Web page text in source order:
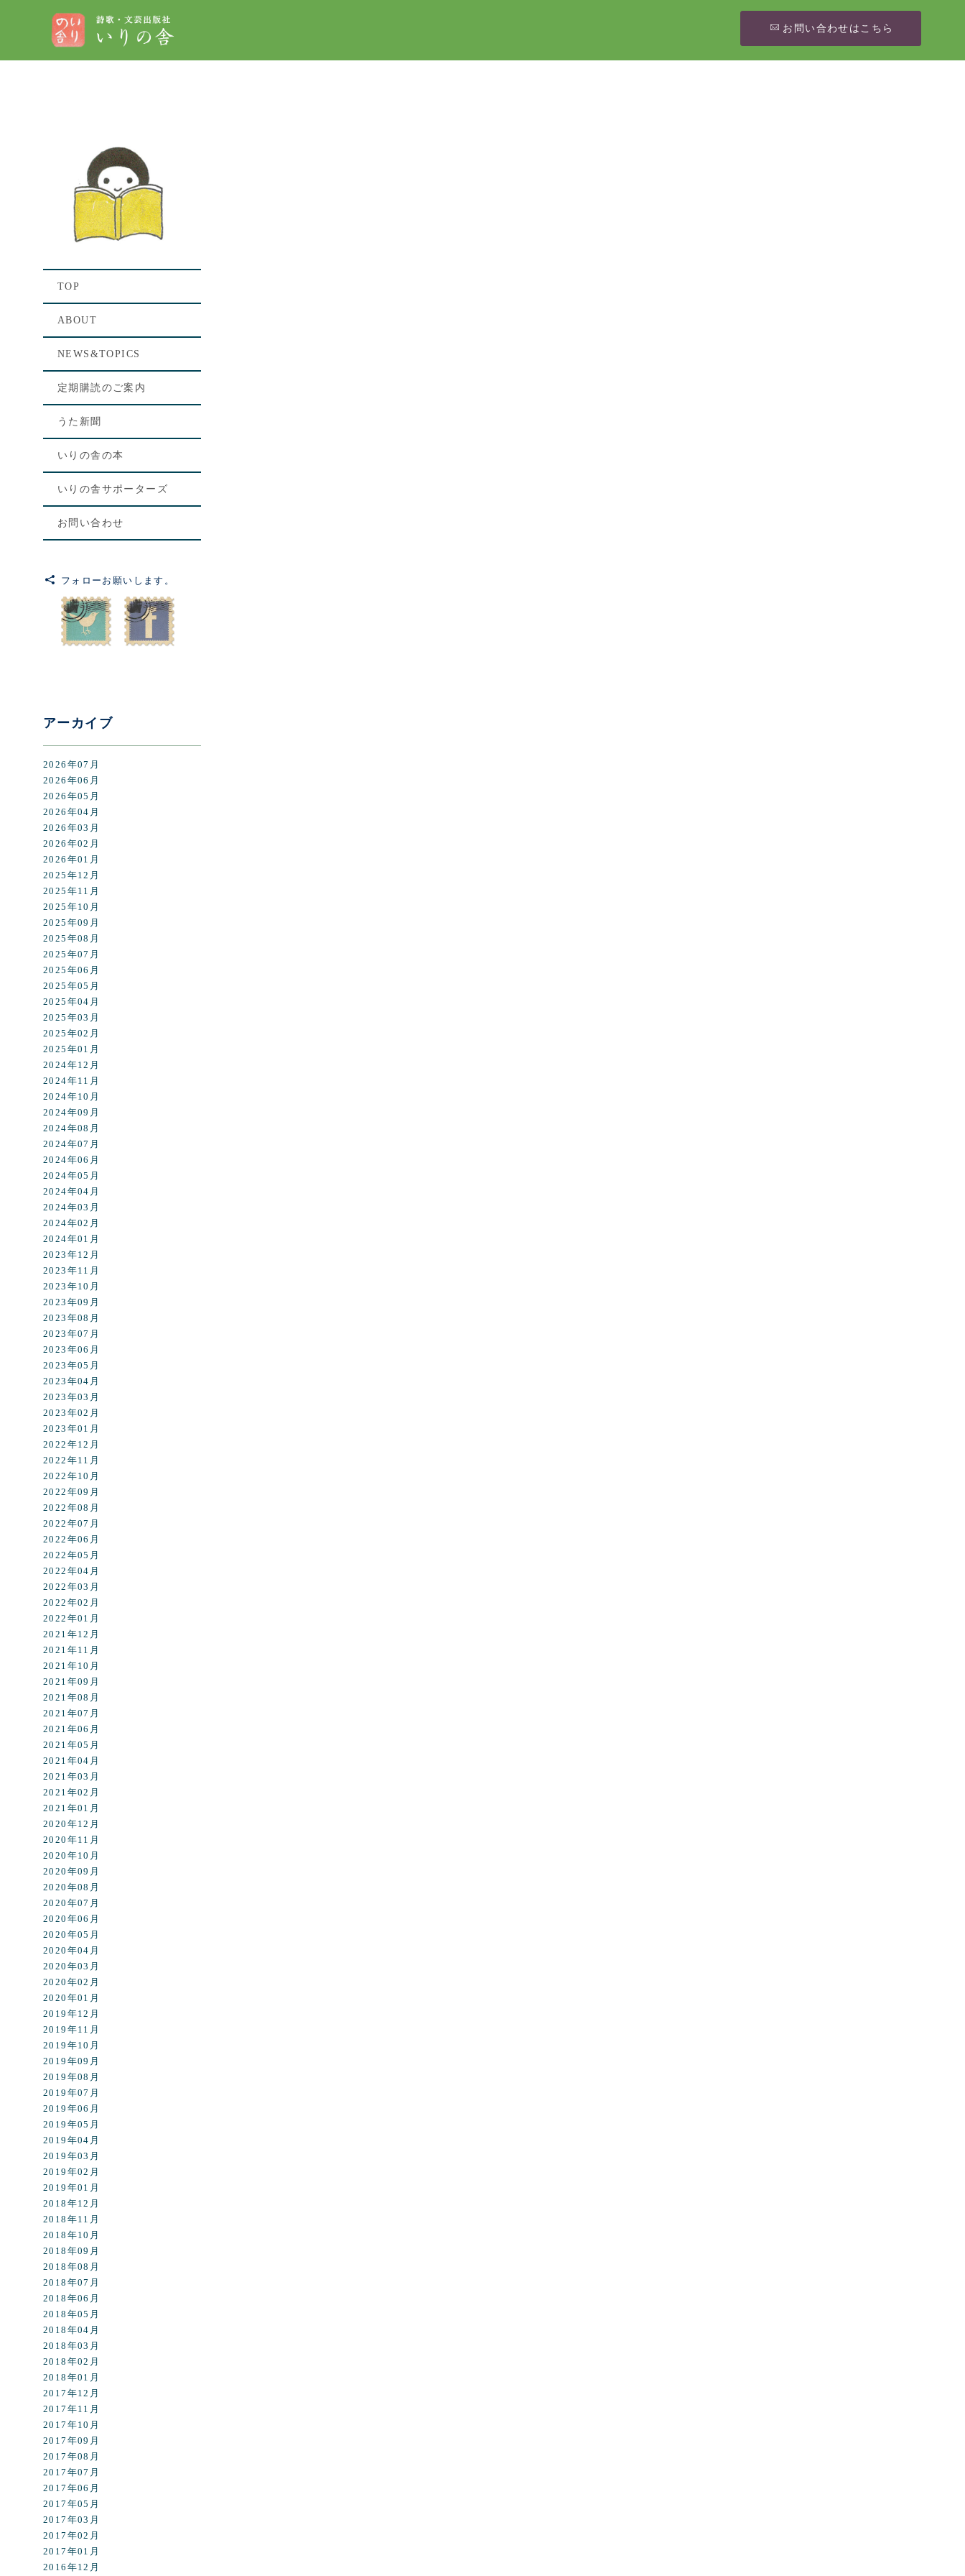
お問い合わせはこちら
TOP
ABOUT
NEWS&TOPICS
定期購読のご案内
うた新聞
いりの舎の本
いりの舎サポーターズ
お問い合わせ
フォローお願いします。
アーカイブ
2026年07月
2026年06月
2026年05月
2026年04月
2026年03月
2026年02月
2026年01月
2025年12月
2025年11月
2025年10月
2025年09月
2025年08月
2025年07月
2025年06月
2025年05月
2025年04月
2025年03月
2025年02月
2025年01月
2024年12月
2024年11月
2024年10月
2024年09月
2024年08月
2024年07月
2024年06月
2024年05月
2024年04月
2024年03月
2024年02月
2024年01月
2023年12月
2023年11月
2023年10月
2023年09月
2023年08月
2023年07月
2023年06月
2023年05月
2023年04月
2023年03月
2023年02月
2023年01月
2022年12月
2022年11月
2022年10月
2022年09月
2022年08月
2022年07月
2022年06月
2022年05月
2022年04月
2022年03月
2022年02月
2022年01月
2021年12月
2021年11月
2021年10月
2021年09月
2021年08月
2021年07月
2021年06月
2021年05月
2021年04月
2021年03月
2021年02月
2021年01月
2020年12月
2020年11月
2020年10月
2020年09月
2020年08月
2020年07月
2020年06月
2020年05月
2020年04月
2020年03月
2020年02月
2020年01月
2019年12月
2019年11月
2019年10月
2019年09月
2019年08月
2019年07月
2019年06月
2019年05月
2019年04月
2019年03月
2019年02月
2019年01月
2018年12月
2018年11月
2018年10月
2018年09月
2018年08月
2018年07月
2018年06月
2018年05月
2018年04月
2018年03月
2018年02月
2018年01月
2017年12月
2017年11月
2017年10月
2017年09月
2017年08月
2017年07月
2017年06月
2017年05月
2017年03月
2017年02月
2017年01月
2016年12月